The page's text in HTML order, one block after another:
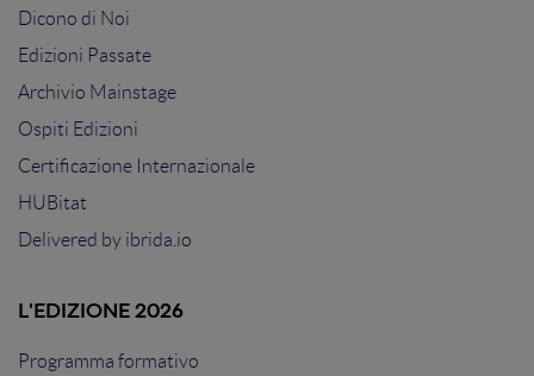
Dicono di Noi
Edizioni Passate
Archivio Mainstage
Ospiti Edizioni
Certificazione Internazionale
HUBitat
Delivered by ibrida.io
L'EDIZIONE 2026
Programma formativo